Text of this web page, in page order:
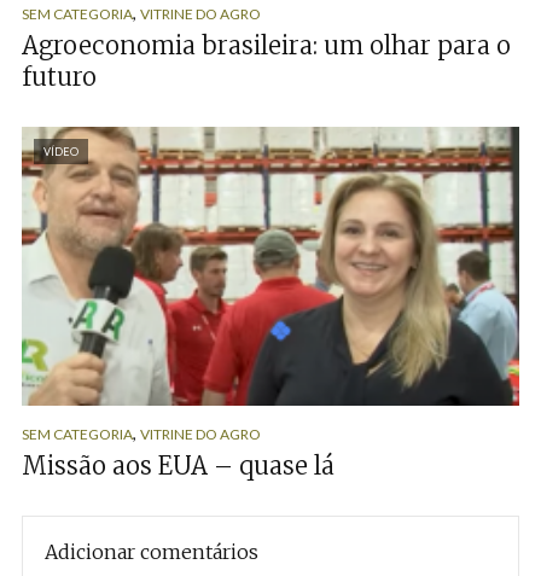
SEM CATEGORIA, VITRINE DO AGRO
Agroeconomia brasileira: um olhar para o
futuro
VÍDEO
SEM CATEGORIA, VITRINE DO AGRO
Missão aos EUA – quase lá
Adicionar comentários